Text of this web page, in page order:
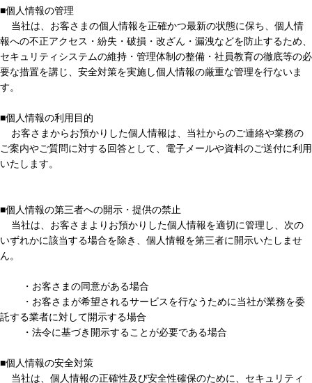
■個人情報の管理
当社は、お客さまの個人情報を正確かつ最新の状態に保ち、個人情
報への不正アクセス・紛失・破損・改ざん・漏洩などを防止するため、
セキュリティシステムの維持・管理体制の整備・社員教育の徹底等の必
要な措置を講じ、安全対策を実施し個人情報の厳重な管理を行ないま
す。
■個人情報の利用目的
お客さまからお預かりした個人情報は、当社からのご連絡や業務の
ご案内やご質問に対する回答として、電子メールや資料のご送付に利用
いたします。
■個人情報の第三者への開示・提供の禁止
当社は、お客さまよりお預かりした個人情報を適切に管理し、次の
いずれかに該当する場合を除き、個人情報を第三者に開示いたしませ
ん。
・お客さまの同意がある場合
・お客さまが希望されるサービスを行なうために当社が業務を委
託する業者に対して開示する場合
・法令に基づき開示することが必要である場合
■個人情報の安全対策
当社は、個人情報の正確性及び安全性確保のために、セキュリティ